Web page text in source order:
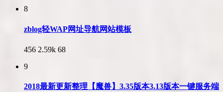
8
zblog轻WAP网址导航网站模板
456 2.59k 68
9
2018最新更新整理【魔兽】3.35版本3.13版本一键服务端